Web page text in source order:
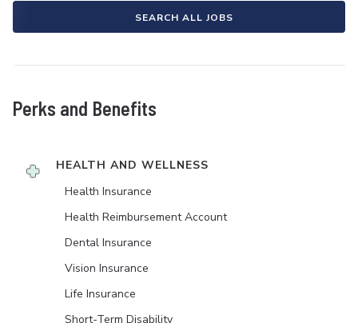
SEARCH ALL JOBS
Perks and Benefits
HEALTH AND WELLNESS
Health Insurance
Health Reimbursement Account
Dental Insurance
Vision Insurance
Life Insurance
Short-Term Disability